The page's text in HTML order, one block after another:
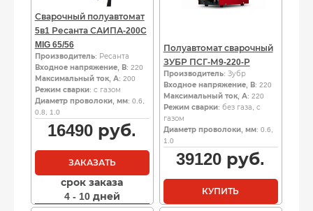
Сварочный полуавтомат
5в1 Ресанта САИПА-200C
MIG 65/56
Производитель: Ресанта
Входное напряжение, В: 220
Максимальный ток, А: 200
Режим сварки: с газом
Диаметр проволоки, мм: 0.6,
0.8, 1.0
16490 руб.
ЗАКАЗАТЬ
срок заказа
4 - 10 дней
Полуавтомат сварочный
ЗУБР ПСГ-М9-220-Р
Производитель: Зубр
Входное напряжение, В: 220
Максимальный ток, А: 220
Режим сварки: без газа, с
газом
Диаметр проволоки, мм: 0.6,
1.0
39120 руб.
КУПИТЬ